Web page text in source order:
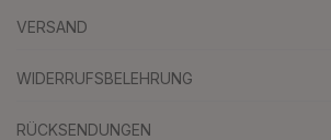
VERSAND
WIDERRUFSBELEHRUNG
RÜCKSENDUNGEN